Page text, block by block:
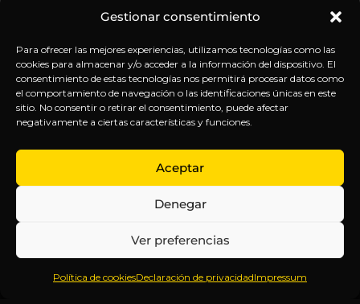
Gestionar consentimiento
Para ofrecer las mejores experiencias, utilizamos tecnologías como las
cookies para almacenar y/o acceder a la información del dispositivo. El
consentimiento de estas tecnologías nos permitirá procesar datos como
el comportamiento de navegación o las identificaciones únicas en este
sitio. No consentir o retirar el consentimiento, puede afectar
negativamente a ciertas características y funciones.
Aceptar
Denegar
Ver preferencias
Política de cookiesDeclaración de privacidadImpressum
publicaciones y
suscripción.
Inteligencia
Anticipándonos
EXPLORA
Inicio
Sobre
Contenido
Webinars
LEGAL
Política
de
Términos y
Aviso
SÍGUENOS